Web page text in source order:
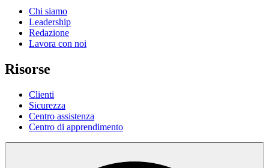
Chi siamo
Leadership
Redazione
Lavora con noi
Risorse
Clienti
Sicurezza
Centro assistenza
Centro di apprendimento